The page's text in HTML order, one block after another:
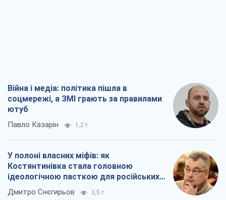
Війна і медіа: політика пішла в
соцмережі, а ЗМІ грають за правилами
ютуб
Павло Казарін 1,2 т.
У полоні власних міфів: як
Костянтинівка стала головною
ідеологічною пасткою для російських
окупантів
Дмитро Снєгирьов 3,5 т.